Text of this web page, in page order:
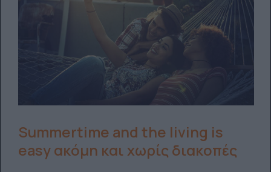
Summertime and the living is
easy ακόμη και χωρίς διακοπές